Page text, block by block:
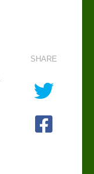
SHARE